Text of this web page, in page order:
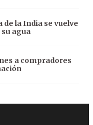
de la India se vuelve
agua
a compradores